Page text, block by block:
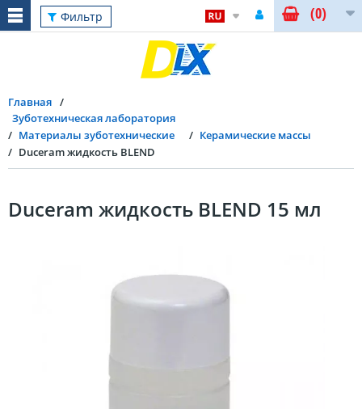
Фильтр (0)
Главная
Зуботехническая лаборатория
Материалы зуботехнические
Керамические массы
Duceram жидкость BLEND
Duceram жидкость BLEND 15 мл